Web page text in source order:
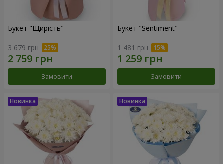
Букет "Щирість"
3 679 грн
Замовити
Букет "Sentiment"
1 481 грн
Замовити